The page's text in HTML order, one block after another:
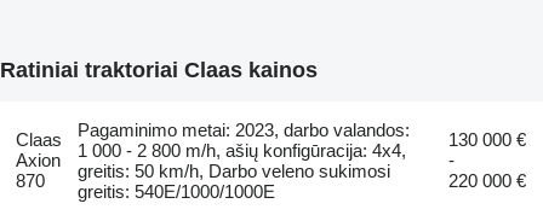
Ratiniai traktoriai Claas kainos
Claas
Axion
870
Pagaminimo metai: 2023, darbo valandos:
1 000 - 2 800 m/h, ašių konfigūracija: 4x4,
greitis: 50 km/h, Darbo veleno sukimosi
greitis: 540E/1000/1000E
130 000 €
-
220 000 €